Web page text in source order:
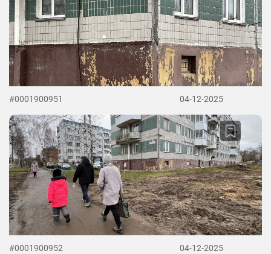
#0001900951 04-12-2025
#0001900952 04-12-2025